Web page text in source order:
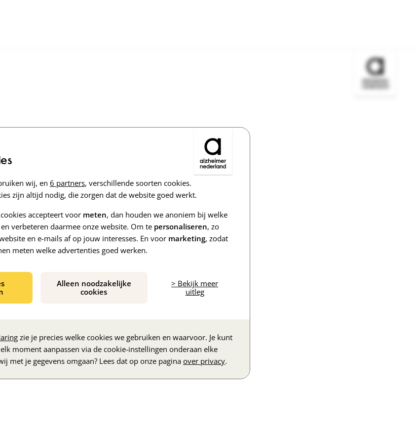
wij, en 6 partners, verschillende soorten cookies.
zijn altijd nodig, die zorgen dat de website goed werkt.
accepteert voor meten, dan houden we anoniem bij welke
verbeteren daarmee onze website. Om te personaliseren, zo
en e-mails af op jouw interesses. En voor marketing, zodat
meten welke advertenties goed werken.
Alleen noodzakelijke
cookies
> Bekijk meer
uitleg
zie je precies welke cookies we gebruiken en waarvoor. Je kunt
moment aanpassen via de cookie-instellingen onderaan elke
met je gegevens omgaan? Lees dat op onze paginaover privacy.
Bezoek de